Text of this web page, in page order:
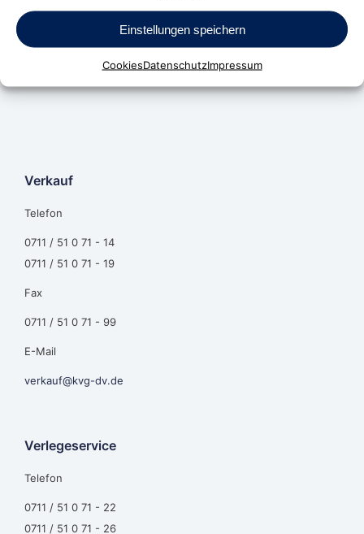
Einstellungen speichern
CookiesDatenschutzImpressum
D-70736 Fellbach
Verkauf
Telefon
0711 / 51 0 71 - 14
0711 / 51 0 71 - 19
Fax
0711 / 51 0 71 - 99
E-Mail
verkauf@kvg-dv.de
Verlegeservice
Telefon
0711 / 51 0 71 - 22
0711 / 51 0 71 - 26